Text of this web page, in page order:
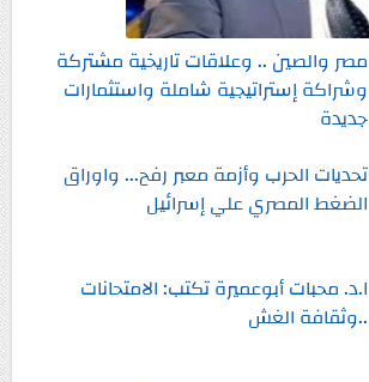
مصر والصين .. وعلاقات تاريخية مشتركة
وشراكة إستراتيجية شاملة واستثمارات
جديدة
تحديات الحرب وأزمة معبر رفح... واوراق
الضغط المصري علي إسرائيل
ا.د. محبات أبوعميرة تكتب: الامتحانات
..وثقافة الغش